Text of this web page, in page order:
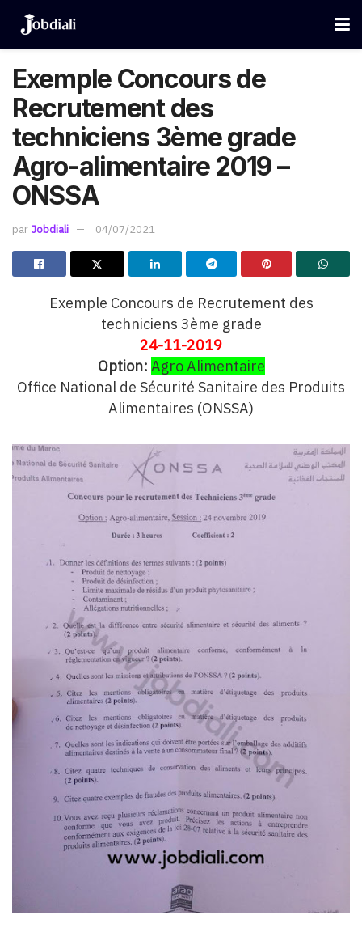
Exemple Concours de
Recrutement des
techniciens 3ème grade
Agro-alimentaire 2019 –
ONSSA
par Jobdiali 04/07/2021
Exemple Concours de Recrutement des
techniciens 3ème grade
24-11-2019
Option: Agro Alimentaire
Office National de Sécurité Sanitaire des Produits
Alimentaires (ONSSA)